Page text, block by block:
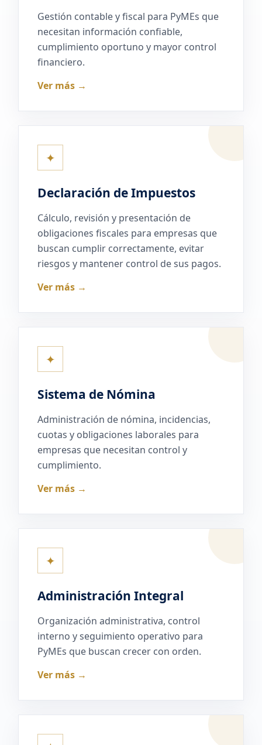
Gestión contable y fiscal para PyMEs que
necesitan información confiable,
cumplimiento oportuno y mayor control
financiero.
Ver más →
✦
Declaración de Impuestos
Cálculo, revisión y presentación de
obligaciones fiscales para empresas que
buscan cumplir correctamente, evitar
riesgos y mantener control de sus pagos.
Ver más →
✦
Sistema de Nómina
Administración de nómina, incidencias,
cuotas y obligaciones laborales para
empresas que necesitan control y
cumplimiento.
Ver más →
✦
Administración Integral
Organización administrativa, control
interno y seguimiento operativo para
PyMEs que buscan crecer con orden.
Ver más →